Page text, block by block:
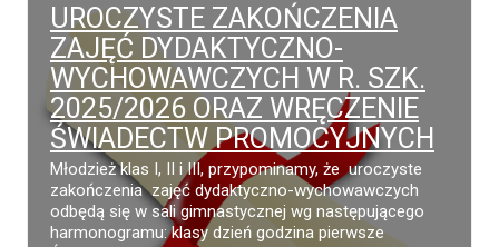
UROCZYSTE ZAKOŃCZENIA
ZAJĘĆ DYDAKTYCZNO-
WYCHOWAWCZYCH W R. SZK.
2025/2026 ORAZ WRĘCZENIE
ŚWIADECTW PROMOCYJNYCH
Młodzież klas I, II i III, przypominamy, że uroczyste
zakończenia zajęć dydaktyczno-wychowawczych
odbędą się w sali gimnastycznej wg następującego
harmonogramu: klasy dzień godzina pierwsze